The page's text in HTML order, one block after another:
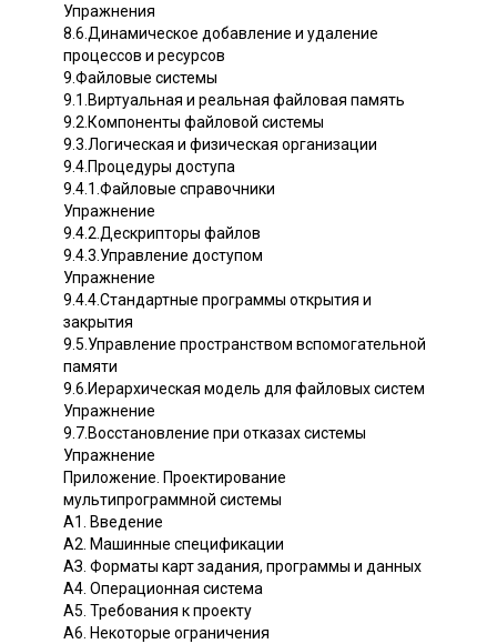
Упражнения
8.6.Динамическое добавление и удаление
процессов и ресурсов
9.Файловые системы
9.1.Виртуальная и реальная файловая память
9.2.Компоненты файловой системы
9.3.Логическая и физическая организации
9.4.Процедуры доступа
9.4.1.Файловые справочники
Упражнение
9.4.2.Дескрипторы файлов
9.4.3.Управление доступом
Упражнение
9.4.4.Стандартные программы открытия и
закрытия
9.5.Управление пространством вспомогательной
памяти
9.6.Иерархическая модель для файловых систем
Упражнение
9.7.Восстановление при отказах системы
Упражнение
Приложение. Проектирование
мультипрограммной системы
А1. Введение
А2. Машинные спецификации
АЗ. Форматы карт задания, программы и данных
А4. Операционная система
А5. Требования к проекту
А6. Некоторые ограничения